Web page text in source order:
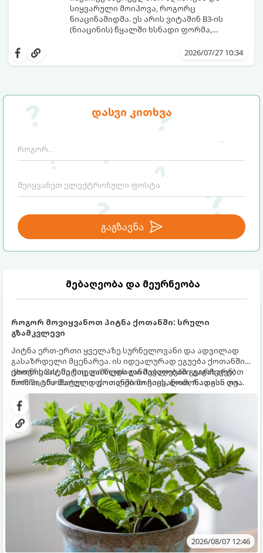
დასვი კითხვა
გაგზავნა
მებაღეობა და მეურნეობა
როგორ მოვიყვანოთ პიტნა ქოთანში: სრული
გზამკვლევი
პიტნა ერთ-ერთი ყველაზე სურნელოვანი და ადვილად
გასაზრდელი მცენარეა. ის იდეალურად ეგუება ქოთანში
ცხოვრებას, მეტიც, გამოცდილი მებაღეები გვირჩევენ,
რომ პიტნა მხოლოდ ქოთანში მოვიყვანოთ, რადგან ღია
გრუნტში (ბაღში) დარგვისას ის ფესვებით ძალიან
სწრაფად ვრცელდება და სხვა მცენარეებს ავიწროებს.
ქოთნის პიტნა მთელი წლის განმავლობაში გაგახარებთ
ნორჩი, არომატული ფოთლებით ჩაის, ლიმონათისა თუ
კერძებისთვის.
2026/08/07 12:46
სიყვარული მოიპოვა, როგორც
ნიაცინამიდმა. ეს არის ვიტამინ B3-ის
(ნიაცინის) წყალში ხსნადი ფორმა,
კანისთვის ნამდვილი „მაშველი რგოლია“.
თავის მოვლის რუტინის შეუცვლელი
2026/07/27 10:34